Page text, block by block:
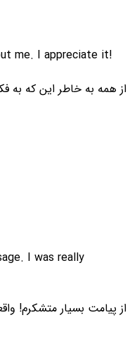
me. I appreciate it!
از همه به خاطر این که به
I was really
از پیامت بسیار متشکرم!